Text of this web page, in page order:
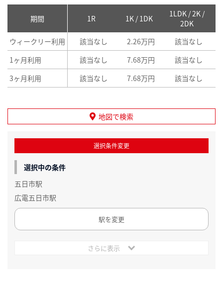
期間 1R 1K / 1DK
1LDK / 2K /
2DK
ウィークリー利用 該当なし 2.26万円 該当なし
1ヶ月利用
該当なし 7.68万円 該当なし
3ヶ月利用
該当なし 7.68万円 該当なし
地図で検索
選択条件変更
選択中の条件
五日市駅
広電五日市駅
駅を変更
さらに表示